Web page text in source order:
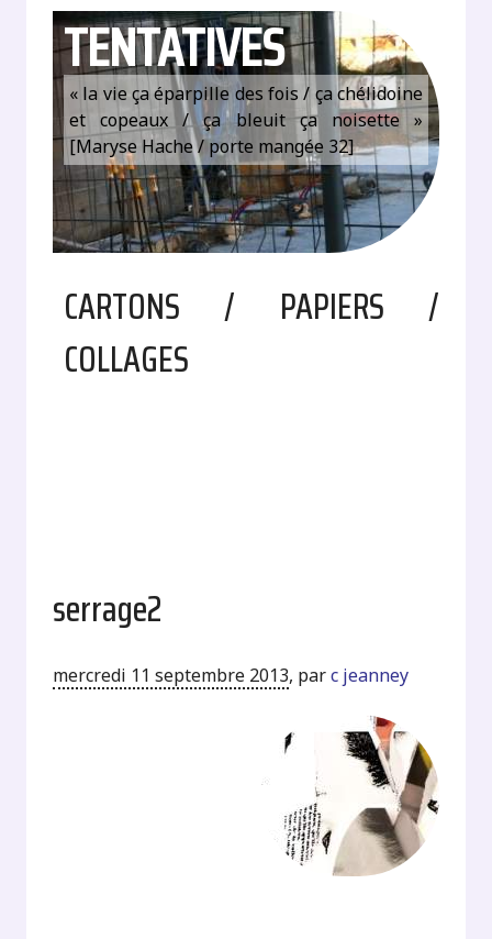
TENTATIVES
« la vie ça éparpille des fois / ça chélidoine
et copeaux / ça bleuit ça noisette »
[Maryse Hache / porte mangée 32]
CARTONS / PAPIERS /
COLLAGES
serrage2
mercredi 11 septembre 2013, parc jeanney